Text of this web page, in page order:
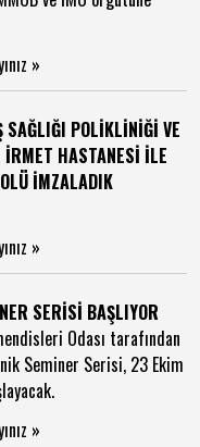
»
SAĞLIĞI POLİKLİNİĞİ VE
İRMET HASTANESİ İLE
İMZALADIK
»
SERİSİ BAŞLIYOR
Odası tarafından
Seminer Serisi, 23 Ekim
»